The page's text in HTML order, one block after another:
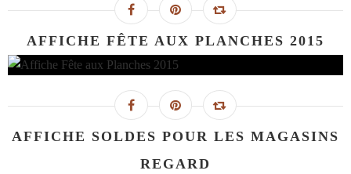
AFFICHE FÊTE AUX PLANCHES 2015
AFFICHE SOLDES POUR LES MAGASINS
REGARD